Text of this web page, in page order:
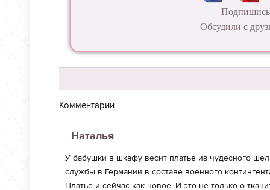
Подпишись
Обсудили с
Комментарии
Наталья
У бабушки в шкафу весит платье из чудесного
службы в Германии в составе военного
Платье и сейчас как новое. И это не только о